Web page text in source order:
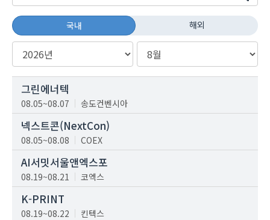
국내 해외
그린에너텍
08.05~08.07 송도컨벤시아
넥스트콘(NextCon)
08.05~08.08 COEX
AI서밋서울앤엑스포
08.19~08.21 코엑스
K-PRINT
08.19~08.22 킨텍스